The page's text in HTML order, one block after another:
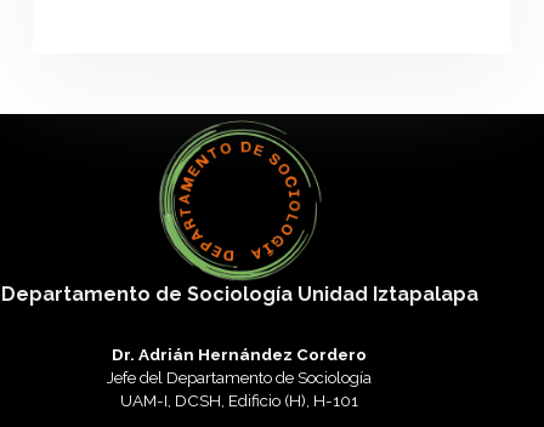
Departamento de Sociología Unidad Iztapalapa
Dr. Adrián Hernández Cordero
Jefe del Departamento de Sociología
UAM-I, DCSH, Edificio (H), H-101